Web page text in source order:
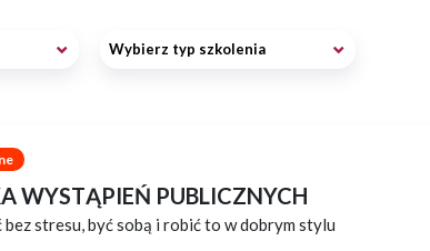
Wybierz typ szkolenia
WYSTĄPIEŃ PUBLICZNYCH
bez stresu, być sobą i robić to w dobrym stylu